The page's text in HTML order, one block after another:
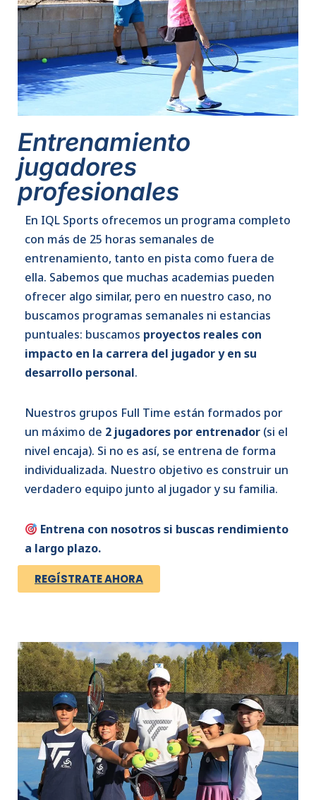
Entrenamiento
jugadores
profesionales
En IQL Sports ofrecemos un programa completo
con más de 25 horas semanales de
entrenamiento, tanto en pista como fuera de
ella. Sabemos que muchas academias pueden
ofrecer algo similar, pero en nuestro caso, no
buscamos programas semanales ni estancias
puntuales: buscamos proyectos reales con
impacto en la carrera del jugador y en su
desarrollo personal.
Nuestros grupos Full Time están formados por
un máximo de 2 jugadores por entrenador (si el
nivel encaja). Si no es así, se entrena de forma
individualizada. Nuestro objetivo es construir un
verdadero equipo junto al jugador y su familia.
Entrena con nosotros si buscas rendimiento
a largo plazo.
REGÍSTRATE AHORA